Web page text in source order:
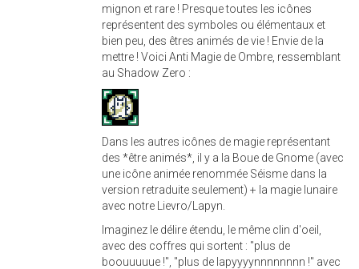
mignon et rare ! Presque toutes les icônes
représentent des symboles ou élémentaux et
bien peu, des êtres animés de vie ! Envie de la
mettre ! Voici Anti Magie de Ombre, ressemblant
au Shadow Zero :
Dans les autres icônes de magie représentant
des *être animés*, il y a la Boue de Gnome (avec
une icône animée renommée Séisme dans la
version retraduite seulement) + la magie lunaire
avec notre Lievro/Lapyn.
Imaginez le délire étendu, le même clin d'oeil,
avec des coffres qui sortent : "plus de
boouuuuue !", "plus de lapyyyynnnnnnnn !" avec